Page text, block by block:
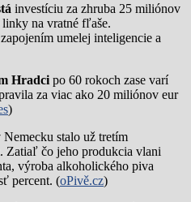
investíciu za zhruba 25 miliónov
na vratné fľaše.
umelej inteligencie a
Hradci po 60 rokoch zase varí
za viac ako 20 miliónov eur
)
Nemecku stalo už tretím
Zatiaľ čo jeho produkcia vlani
výroba alkoholického piva
percent. (oPivě.cz)